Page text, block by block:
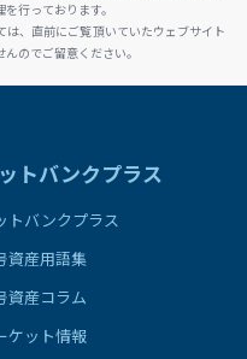
行っております。
、直前にご覧頂いていたウェブサイト
のでご留意ください。
トバンクプラス
トバンクプラス
資産用語集
資産コラム
ケット情報